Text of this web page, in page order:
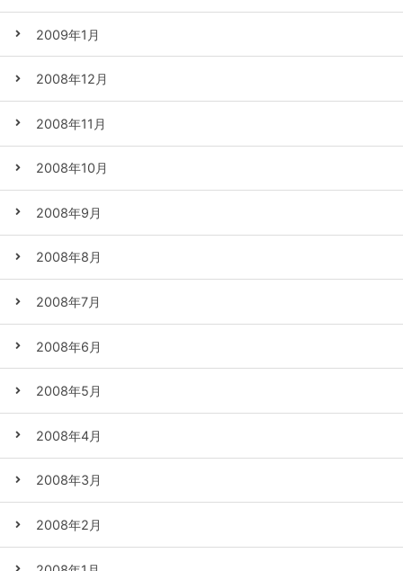
2009年1月
2008年12月
2008年11月
2008年10月
2008年9月
2008年8月
2008年7月
2008年6月
2008年5月
2008年4月
2008年3月
2008年2月